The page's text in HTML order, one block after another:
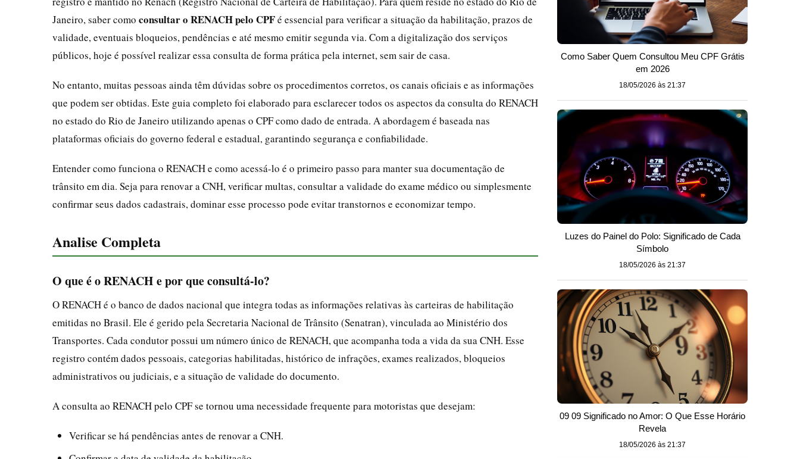
Janeiro, saber como consultar o RENACH pelo CPFé essencial para verificar a situação da habilitação, prazos de
validade, eventuais bloqueios, pendências e até mesmo emitir segunda via. Com a digitalização dos serviços
públicos, hoje é possível realizar essa consulta de forma prática pela internet, sem sair de casa.
No entanto, muitas pessoas ainda têm dúvidas sobre os procedimentos corretos, os canais oficiais e as informações
que podem ser obtidas. Este guia completo foi elaborado para esclarecer todos os aspectos da consulta do RENACH
no estado do Rio de Janeiro utilizando apenas o CPF como dado de entrada. A abordagem é baseada nas
plataformas oficiais do governo federal e estadual, garantindo segurança e confiabilidade.
Entender como funciona o RENACH e como acessá-lo é o primeiro passo para manter sua documentação de
trânsito em dia. Seja para renovar a CNH, verificar multas, consultar a validade do exame médico ou simplesmente
confirmar seus dados cadastrais, dominar esse processo pode evitar transtornos e economizar tempo.
Analise Completa
O que é o RENACH e por que consultá-lo?
O RENACH é o banco de dados nacional que integra todas as informações relativas às carteiras de habilitação
emitidas no Brasil. Ele é gerido pela Secretaria Nacional de Trânsito (Senatran), vinculada ao Ministério dos
Transportes. Cada condutor possui um número único de RENACH, que acompanha toda a vida da sua CNH. Esse
registro contém dados pessoais, categorias habilitadas, histórico de infrações, exames realizados, bloqueios
administrativos ou judiciais, e a situação de validade do documento.
A consulta ao RENACH pelo CPF se tornou uma necessidade frequente para motoristas que desejam:
Verificar se há pendências antes de renovar a CNH.
Como Saber Quem Consultou Meu CPF Grátis
em 2026
18/05/2026 às 21:37
Luzes do Painel do Polo: Significado de Cada
Símbolo
18/05/2026 às 21:37
09 09 Significado no Amor: O Que Esse Horário
Revela
18/05/2026 às 21:37